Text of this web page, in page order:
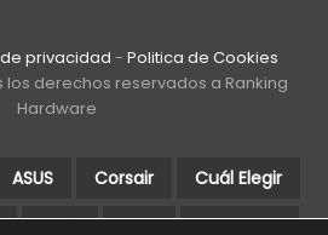
privacidad - Politica de Cookies
los derechos reservados a Ranking
Hardware
ASUS Corsair
Cuál Elegir
Guía Intel Intel Core